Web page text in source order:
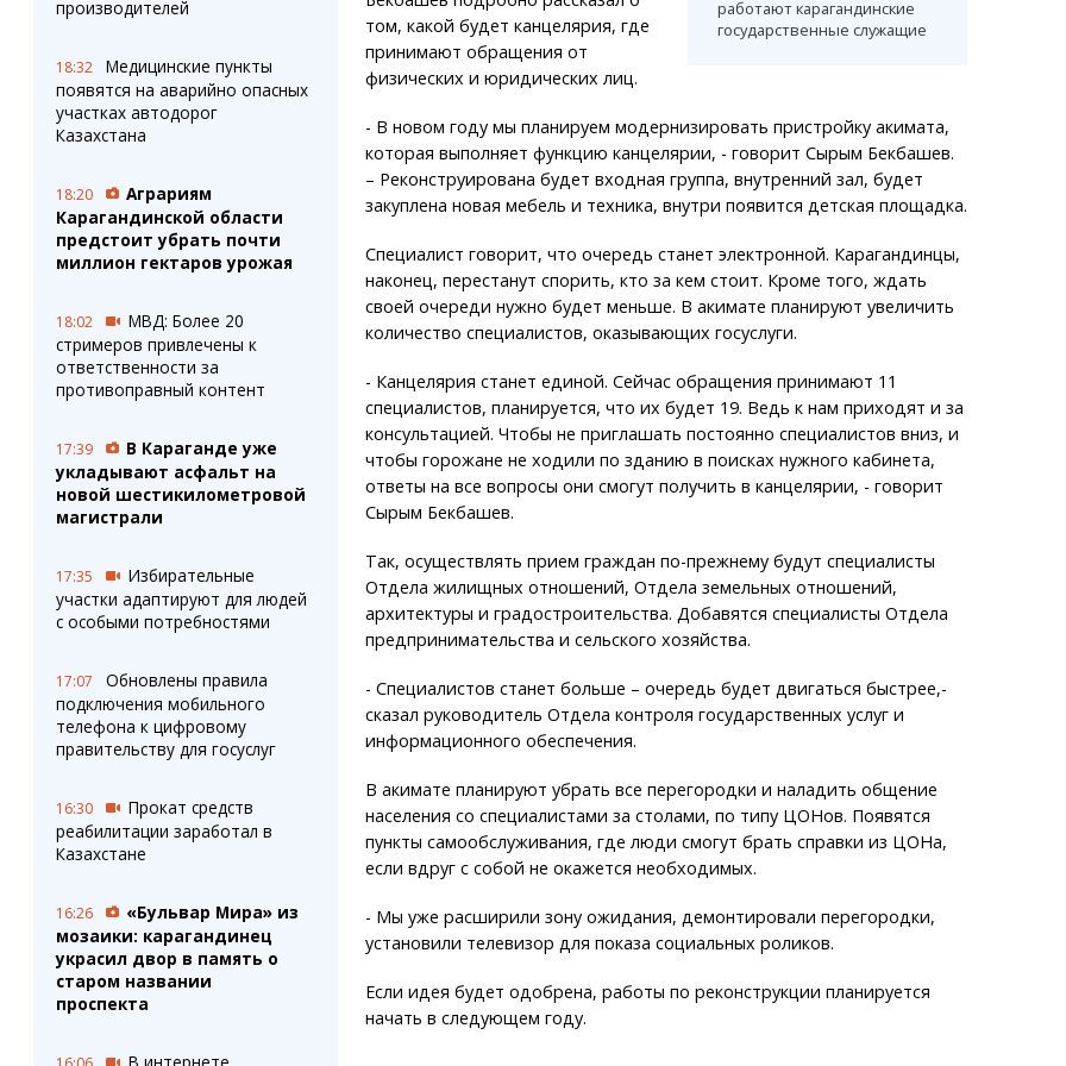
производителей
18:32
Медицинские пункты
появятся на аварийно опасных
участках автодорог
Казахстана
18:20
Аграриям
Карагандинской области
предстоит убрать почти
миллион гектаров урожая
18:02
МВД: Более 20
стримеров привлечены к
ответственности за
противоправный контент
17:39
В Караганде уже
укладывают асфальт на
новой шестикилометровой
магистрали
17:35
Избирательные
участки адаптируют для людей
с особыми потребностями
17:07
Обновлены правила
подключения мобильного
телефона к цифровому
правительству для госуслуг
16:30
Прокат средств
реабилитации заработал в
Казахстане
16:26
«Бульвар Мира» из
мозаики: карагандинец
украсил двор в память о
старом названии
проспекта
работают карагандинские
государственные служащие
том, какой будет канцелярия, где
принимают обращения от
физических и юридических лиц.
- В новом году мы планируем модернизировать пристройку акимата,
которая выполняет функцию канцелярии, - говорит Сырым Бекбашев.
– Реконструирована будет входная группа, внутренний зал, будет
закуплена новая мебель и техника, внутри появится детская площадка.
Специалист говорит, что очередь станет электронной. Карагандинцы,
наконец, перестанут спорить, кто за кем стоит. Кроме того, ждать
своей очереди нужно будет меньше. В акимате планируют увеличить
количество специалистов, оказывающих госуслуги.
- Канцелярия станет единой. Сейчас обращения принимают 11
специалистов, планируется, что их будет 19. Ведь к нам приходят и за
консультацией. Чтобы не приглашать постоянно специалистов вниз, и
чтобы горожане не ходили по зданию в поисках нужного кабинета,
ответы на все вопросы они смогут получить в канцелярии, - говорит
Сырым Бекбашев.
Так, осуществлять прием граждан по-прежнему будут специалисты
Отдела жилищных отношений, Отдела земельных отношений,
архитектуры и градостроительства. Добавятся специалисты Отдела
предпринимательства и сельского хозяйства.
- Специалистов станет больше – очередь будет двигаться быстрее,-
сказал руководитель Отдела контроля государственных услуг и
информационного обеспечения.
В акимате планируют убрать все перегородки и наладить общение
населения со специалистами за столами, по типу ЦОНов. Появятся
пункты самообслуживания, где люди смогут брать справки из ЦОНа,
если вдруг с собой не окажется необходимых.
- Мы уже расширили зону ожидания, демонтировали перегородки,
установили телевизор для показа социальных роликов.
Если идея будет одобрена, работы по реконструкции планируется
начать в следующем году.